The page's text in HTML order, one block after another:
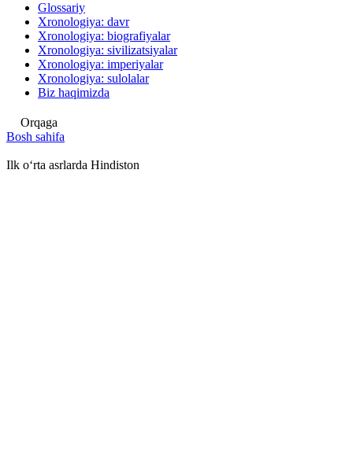
Glossariy
Xronologiya: davr
Xronologiya: biografiyalar
Xronologiya: sivilizatsiyalar
Xronologiya: imperiyalar
Xronologiya: sulolalar
Biz haqimizda
Orqaga
Bosh sahifa
Ilk oʻrta asrlarda Hindiston